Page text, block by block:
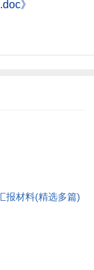
》
报材料(精选多篇)